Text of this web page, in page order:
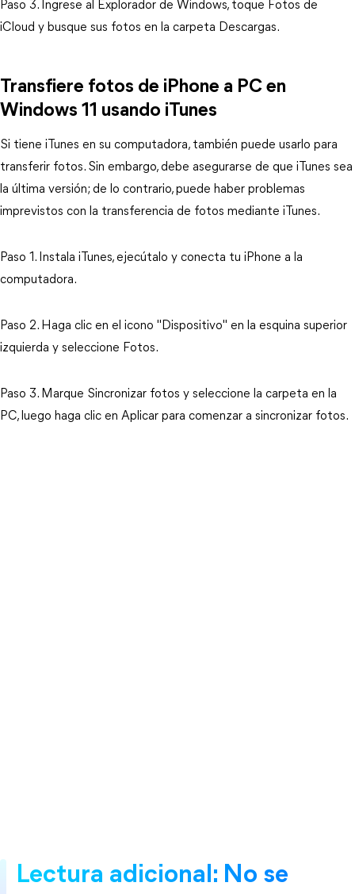
Paso 3. Ingrese al Explorador de Windows, toque Fotos de
iCloud y busque sus fotos en la carpeta Descargas.
Transfiere fotos de iPhone a PC en
Windows 11 usando iTunes
Si tiene iTunes en su computadora, también puede usarlo para
transferir fotos. Sin embargo, debe asegurarse de que iTunes sea
la última versión; de lo contrario, puede haber problemas
imprevistos con la transferencia de fotos mediante iTunes.
Paso 1. Instala iTunes, ejecútalo y conecta tu iPhone a la
computadora.
Paso 2. Haga clic en el icono "Dispositivo" en la esquina superior
izquierda y seleccione Fotos.
Paso 3. Marque Sincronizar fotos y seleccione la carpeta en la
PC, luego haga clic en Aplicar para comenzar a sincronizar fotos.
Lectura adicional: No se